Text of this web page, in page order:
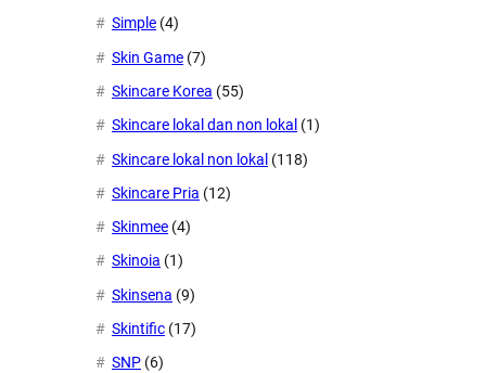
Simple (4)
Skin Game (7)
Skincare Korea (55)
Skincare lokal dan non lokal (1)
Skincare lokal non lokal (118)
Skincare Pria (12)
Skinmee (4)
Skinoia (1)
Skinsena (9)
Skintific (17)
SNP (6)